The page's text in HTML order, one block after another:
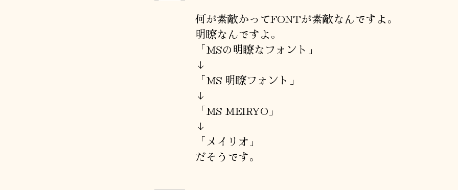
何が素敵かってFONTが素敵なんですよ。
明瞭なんですよ。
「MSの明瞭なフォント」
↓
「MS 明瞭フォント」
↓
「MS MEIRYO」
↓
「メイリオ」
だそうです。